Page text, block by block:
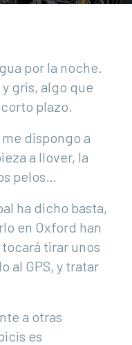
por la noche.
gris, algo que
plazo.
dispongo a
a llover, la
pelos…
ha dicho basta,
en Oxford han
tirar unos
al GPS, y tratar
a otras
es